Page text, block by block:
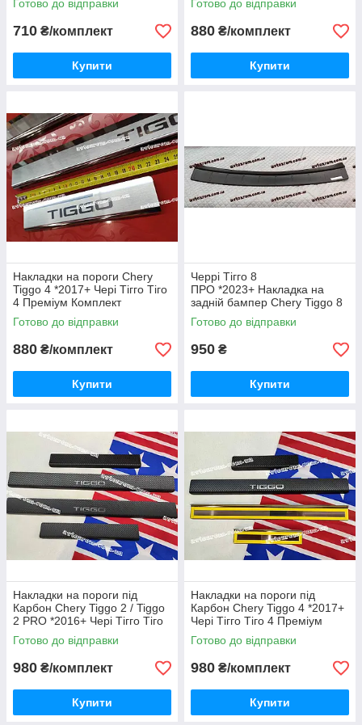
Березень 2007 року — зібраний 800 000 автомобіль Chery.
Chery займає перше місце в Китаї з продажів легкових
автомобілів за місяць — 44 568 шт[1].
Готово до відправки
710 ₴/комплект
Купити
Нержавійка з логотипом 4
Готово до відправки
880 ₴/комплект
Купити
Накладки на пороги Chery
Tiggo 4 *2017+ Чері Тігго Тіго
4 Преміум Комплект
Нержавійка з логотипом 4
одиниці
Готово до відправки
880 ₴/комплект
Купити
Черрі Тігго 8
ПРО *2023+ Накладка на
задній бампер Chery Tiggo 8
pro Матеріал Матовий
Пластик Туреччина Premium
Готово до відправки
950 ₴
Купити
Накладки на пороги під
Карбон Chery Tiggo 2 / Tiggo
2 PRO *2016+ Чері Тігго Тіго
2 ПРО Преміум Комплект з
логотипом 4 одиниці
Готово до відправки
980 ₴/комплект
Купити
Накладки на пороги під
Карбон Chery Tiggo 4 *2017+
Чері Тігго Тіго 4 Преміум
Комплект з логотипом 4
одиниці Україна
Готово до відправки
980 ₴/комплект
Купити